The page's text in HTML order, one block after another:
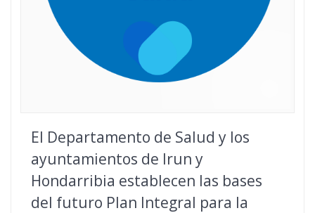
El Departamento de Salud y los
ayuntamientos de Irun y
Hondarribia establecen las bases
del futuro Plan Integral para la